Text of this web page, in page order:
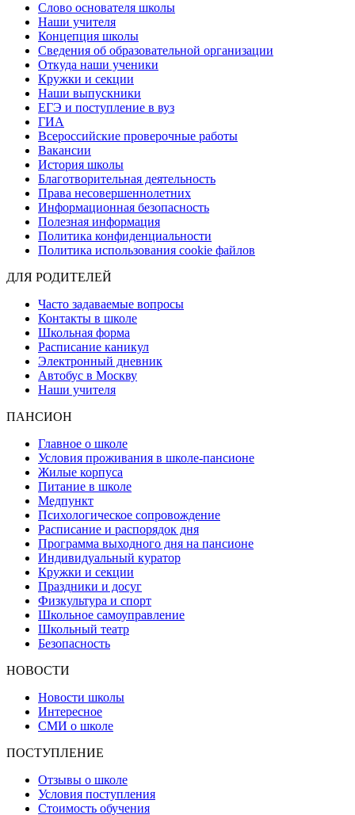
Слово основателя школы
Наши учителя
Концепция школы
Сведения об образовательной организации
Откуда наши ученики
Кружки и секции
Наши выпускники
ЕГЭ и поступление в вуз
ГИА
Всероссийские проверочные работы
Вакансии
История школы
Благотворительная деятельность
Права несовершеннолетних
Информационная безопасность
Полезная информация
Политика конфиденциальности
Политика использования cookie файлов
ДЛЯ РОДИТЕЛЕЙ
Часто задаваемые вопросы
Контакты в школе
Школьная форма
Расписание каникул
Электронный дневник
Автобус в Москву
Наши учителя
ПАНСИОН
Главное о школе
Условия проживания в школе-пансионе
Жилые корпуса
Питание в школе
Медпункт
Психологическое сопровождение
Расписание и распорядок дня
Программа выходного дня на пансионе
Индивидуальный куратор
Кружки и секции
Праздники и досуг
Физкультура и спорт
Школьное самоуправление
Школьный театр
Безопасность
НОВОСТИ
Новости школы
Интересное
СМИ о школе
ПОСТУПЛЕНИЕ
Отзывы о школе
Условия поступления
Стоимость обучения